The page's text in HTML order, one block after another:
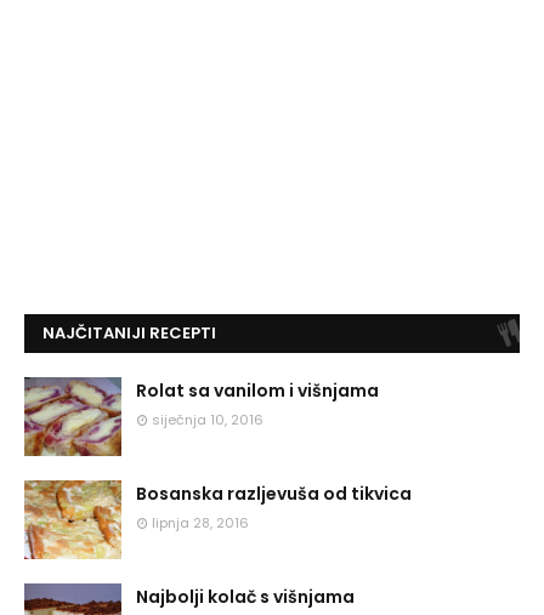
NAJČITANIJI RECEPTI
Rolat sa vanilom i višnjama
siječnja 10, 2016
Bosanska razljevuša od tikvica
lipnja 28, 2016
Najbolji kolač s višnjama